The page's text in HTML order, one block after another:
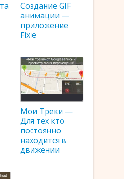
Создание GIF
анимации —
приложение
Fixie
Мои Треки —
Для тех кто
постоянно
находится в
движении